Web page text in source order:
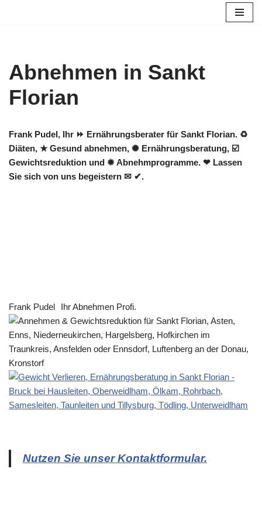
Abnehmen in Sankt
Florian
Frank Pudel, Ihr ⏩ Ernährungsberater für Sankt Florian. ♻
Diäten, ★ Gesund abnehmen, ✺ Ernährungsberatung, ☑️
Gewichtsreduktion und ✹ Abnehmprogramme. ❤ Lassen
Sie sich von uns begeistern ✉ ✔.
Frank Pudel Ihr Abnehmen Profi.
Nutzen Sie unser Kontaktformular.